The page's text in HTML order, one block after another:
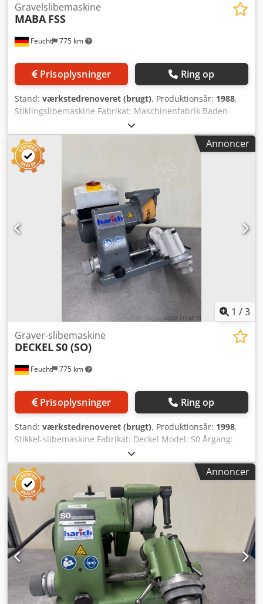
Feucht 775 km
Gravelslibemaskine
MABA FSS
Prisoplysninger Ring op
Stand: værkstedrenoveret (brugt), Produktionsår: 1988,
Stiklingslibemaskine Fabrikat: Maschinenfabrik Baden-
Baden Model: FSS Årgang: 1988 – renoveret, nymalet
RAL7012 basaltgrå, RAL7035 lysegrå Maskinnr.: 3018
Garanti: 12 måneder ved ét-holdsdrift fra levering. For
maskiner uden for vores nordbayerske salgsområde
afholdes rejseudgifter af kunden. Credpexxyt Ssfx Abhef
Tilbehør: - Maskinstander - Slibeskive med flange -
Betjeningsvejledning inkl. ny el-installation Tænd/sluk-
knap i nyt kabinet med underspændingsspole til sikring af
genstartsbeskyttelse f.eks. ved strømsvigt eller frakobling
af netstik Brugt – sælges som beset Maskinen svarer
teknisk til standarden på fremstillingstidspunktet.
Annoncer
1 /3
Feucht 775 km
Graver-slibemaskine
DECKELS0 (SO)
Prisoplysninger Ring op
Stand: værkstedrenoveret (brugt), Produktionsår: 1998,
Stikkel-slibemaskine Fabrikat: Deckel Model: S0 Årgang:
1998 – istandsat, ny-lakeret RAL7035 lysegrå / RAL7012
basaltgrå Maskin-nr.: 26230 Garanti: 12 måneder ved 1-
holdsdrift fra levering. For maskiner udenfor vores
nordbayerske salgsområde betales rejseudgifter af
kunden. Crjdjy Drkcepfx Abhsf Tilbehør: - Slibeskive med
flange - Betjeningsvejledning Inkl. ny el-installation
Tænd-/sluk-knap i nyt kabinet med underspændingsspole
til realisering af genstartsbeskyttelse f.eks. ved strømsvigt
eller hvis netstikket trækkes ud Brugt som beset Maskinens
tekniske stand svarer til produktionsåret.
Annoncer